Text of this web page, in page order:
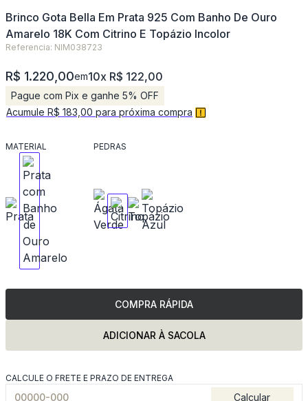
Brinco Gota Bella Em Prata 925 Com Banho De Ouro
Amarelo 18K Com Citrino E Topázio Incolor
Referencia: NIM038723
R$ 1.220,00em10x R$ 122,00
Pague com Pix e ganhe 5% OFF
Acumule R$ 183,00 para próxima compra
MATERIAL PEDRAS
COMPRA RÁPIDA
ADICIONAR À SACOLA
CALCULE O FRETE E PRAZO DE ENTREGA
Calcular